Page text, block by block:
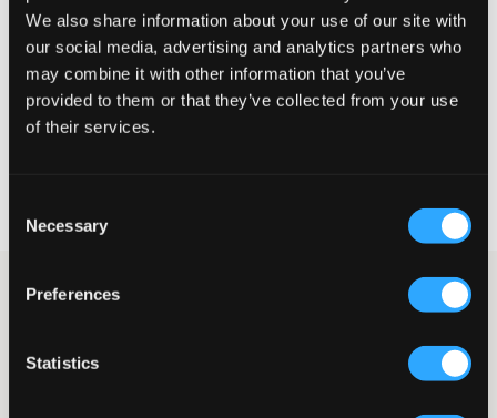
We also share information about your use of our site with
our social media, advertising and analytics partners who
may combine it with other information that you’ve
provided to them or that they’ve collected from your use
of their services.
Selection
Necessary
Preferences
Statistics
STORLEKSGUIDE
VÄLJ STORLEK
Leverans2-4 vardagar
3-Pack t-shirts från Lyle & Scott som innehåller färgerna blå,vit
och svart. T-shirtarna har en minimalistisk och klassisk design
3-pack med kortärmade t-shirts i färgerna marinblå, vit och